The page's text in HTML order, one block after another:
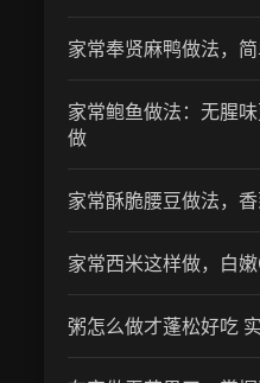
家常奉贤麻鸭做法，
家常鲍鱼做法：无腥
做
家常酥脆腰豆做法，
家常西米这样做，白
粥怎么做才蓬松好吃